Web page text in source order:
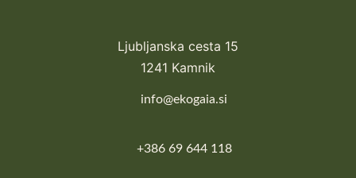
Ljubljanska cesta 15
1241 Kamnik
info@ekogaia.si
+386 69 644 118